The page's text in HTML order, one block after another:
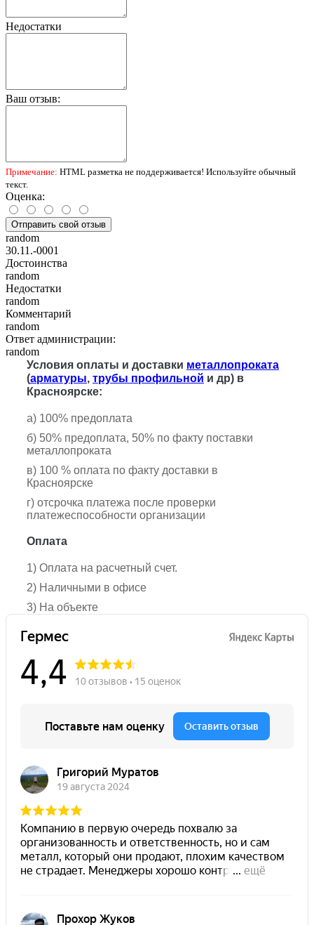
Недостатки
Ваш отзыв:
Примечание: HTML разметка не поддерживается! Используйте обычный
текст.
Оценка:
Отправить свой отзыв
random
30.11.-0001
Достоинства
random
Недостатки
random
Комментарий
random
Ответ администрации:
random
Условия оплаты и доставки металлопроката
(арматуры, трубы профильной и др) в
Красноярске:
а) 100% предоплата
б) 50% предоплата, 50% по факту поставки
металлопроката
в) 100 % оплата по факту доставки в
Красноярске
г) отсрочка платежа после проверки
платежеспособности организации
Оплата
1) Оплата на расчетный счет.
2) Наличными в офисе
3) На объекте